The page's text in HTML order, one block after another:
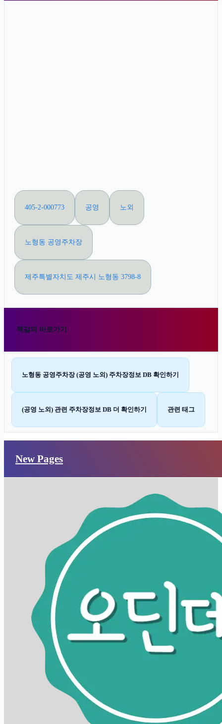
405-2-000773 공영 노외
노형동 공영주차장
제주특별자치도 제주시 노형동 3798-8
책갈피 바로가기
노형동 공영주차장 (공영 노외) 주차장정보 DB 확인하기
(공영 노외) 관련 주차장정보 DB 더 확인하기 관련 태그
New Pages